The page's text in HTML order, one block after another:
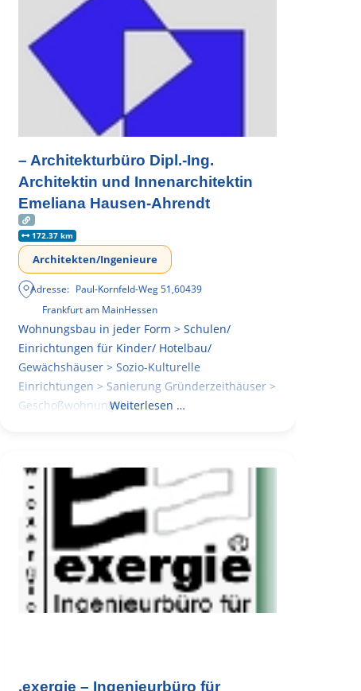
– Architekturbüro Dipl.-Ing.
Architektin und Innenarchitektin
Emeliana Hausen-Ahrendt
172.37 km
Architekten/Ingenieure
Adresse: Paul-Kornfeld-Weg 51,60439
Frankfurt am MainHessen
Wohnungsbau in jeder Form > Schulen/
Einrichtungen für Kinder/ Hotelbau/
Gewächshäuser > Sozio-Kulturelle
Einrichtungen > Sanierung Gründerzeithäuser >
GeschoßwohnungsbauWeiterlesen …
.exergie – Ingenieurbüro für